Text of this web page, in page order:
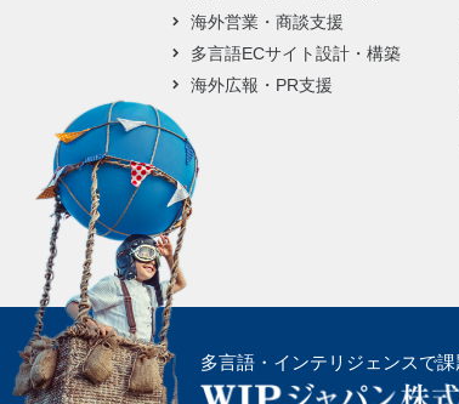
海外営業・商談支援
多言語ECサイト設計・構築
海外広報・PR支援
多言語・インテリジェンスで課